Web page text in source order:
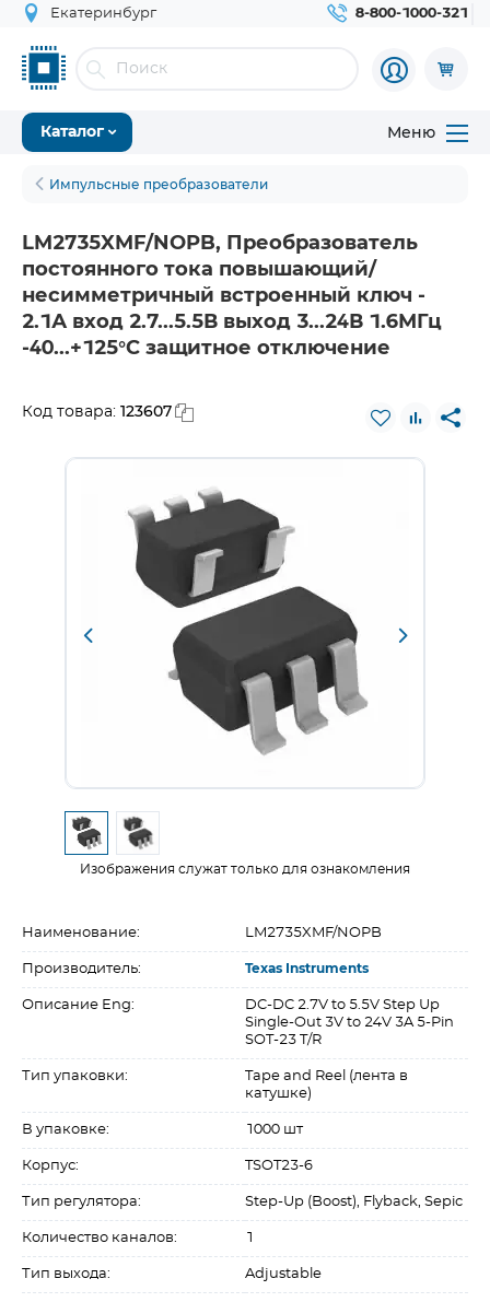
Екатеринбург 8-800-1000-321
Каталог Меню
Импульсные преобразователи
LM2735XMF/NOPB, Преобразователь
постоянного тока повышающий/
несимметричный встроенный ключ -
2.1А вход 2.7...5.5В выход 3...24В 1.6МГц
-40...+125°С защитное отключение
Код товара: 123607
Изображения служат только для ознакомления
Наименование: LM2735XMF/NOPB
Производитель: Texas Instruments
Описание Eng:
DC-DC 2.7V to 5.5V Step Up
Single-Out 3V to 24V 3A 5-Pin
SOT-23 T/R
Тип упаковки:
Tape and Reel (лента в
катушке)
В упаковке: 1000 шт
Корпус: TSOT23-6
Тип регулятора: Step-Up (Boost), Flyback, Sepic
Количество каналов: 1
Тип выхода: Adjustable